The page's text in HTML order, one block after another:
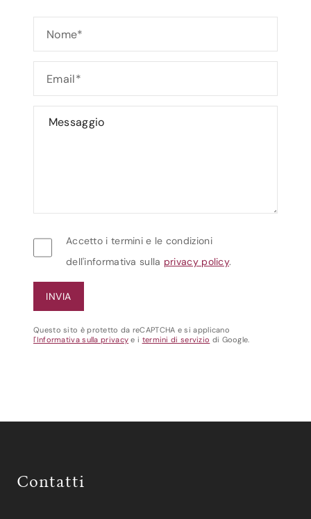
Accetto i termini e le condizioni
dell'informativa sulla privacy policy.
Questo sito è protetto da reCAPTCHA e si applicano
l'Informativa sulla privacy e i termini di servizio di Google.
Contatti